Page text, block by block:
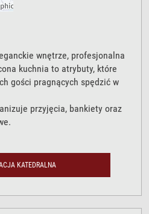
wnętrze, profesjonalna
kuchnia to atrybuty, które
gości pragnących spędzić w
przyjęcia, bankiety oraz
KATEDRALNA